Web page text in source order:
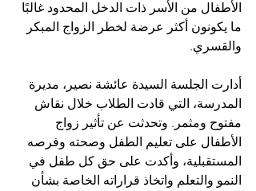
الأطفال من الأسر ذات الدخل المحدود غالبًا
ما يكونون أكثر عرضة لخطر الزواج المبكر
والقسري.
أدارت الجلسة السيدة عائشة نصير، مديرة
المدرسة، التي قادت الطلاب خلال نقاش
مفتوح ومثمر. وتحدثت عن تأثير زواج
الأطفال على تعليم الطفل وصحته وفرصه
المستقبلية، وأكدت على حق كل طفل في
النمو والتعلم واتخاذ قراراته الخاصة بشأن